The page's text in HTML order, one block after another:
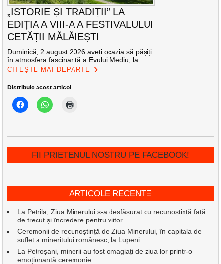
„ISTORIE ȘI TRADIȚII” LA
EDIȚIA A VIII-A A FESTIVALULUI
CETĂȚII MĂLĂIEȘTI
Duminică, 2 august 2026 aveți ocazia să pășiți
în atmosfera fascinantă a Evului Mediu, la
CITEȘTE MAI DEPARTE
Distribuie acest articol
FII PRIETENUL NOSTRU PE FACEBOOK!
ARTICOLE RECENTE
La Petrila, Ziua Minerului s-a desfășurat cu recunoștință față
de trecut și încredere pentru viitor
Ceremonii de recunoștință de Ziua Minerului, în capitala de
suflet a mineritului românesc, la Lupeni
La Petroșani, minerii au fost omagiați de ziua lor printr-o
emoționantă ceremonie